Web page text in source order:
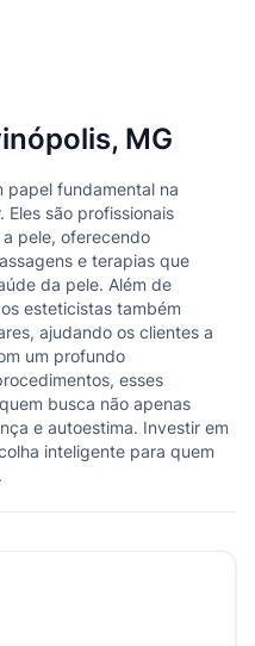
MG
papel fundamental na
são profissionais
pele, oferecendo
e terapias que
da pele. Além de
esteticistas também
ajudando os clientes a
um profundo
esses
busca não apenas
e autoestima. Investir em
inteligente para quem